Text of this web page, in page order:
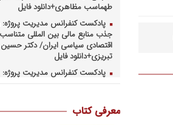
طهماسب مظاهری+دانلود فایل
پادکست کنفرانس مدیریت پروژه:
جذب منابع مالی بین المللی
اقتصادی سیاسی ایران/ دکتر
تبریزی+دانلود فایل
پادکست کنفرانس مدیریت پروژه:
فایل
معرفی کتاب